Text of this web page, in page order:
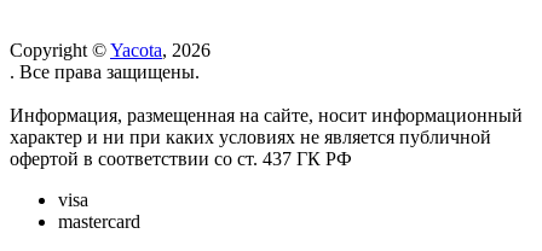
Copyright ©Yacota, 2026
. Все права защищены.
Информация, размещенная на сайте, носит информационный
характер и ни при каких условиях не является публичной
офертой в соответствии со ст. 437 ГК РФ
visa
mastercard